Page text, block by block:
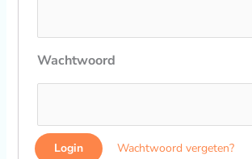
Wachtwoord
Wachtwoord vergeten?